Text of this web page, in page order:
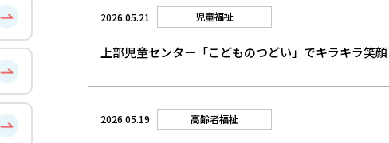
2026.05.21 児童福祉
上部児童センター「こどものつどい」でキラキラ笑顔
2026.05.19 高齢者福祉